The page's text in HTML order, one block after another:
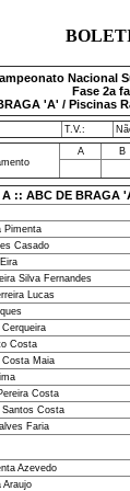
Nacional
Fase 2a
'A' / Piscinas
T.V.:
A B
:: ABC DE BRAGA
Pimenta
Casado
Silva Fernandes
Lucas
Costa
Costa Maia
Costa
Santos Costa
Faria
Azevedo
Araujo